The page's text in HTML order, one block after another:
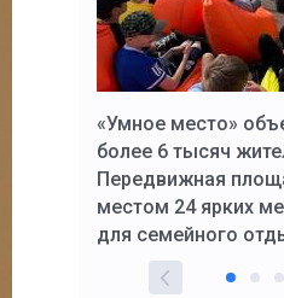
со
«Умное место»
более 6 тысяч
Передвижная
местом 24 ярких
для семейного